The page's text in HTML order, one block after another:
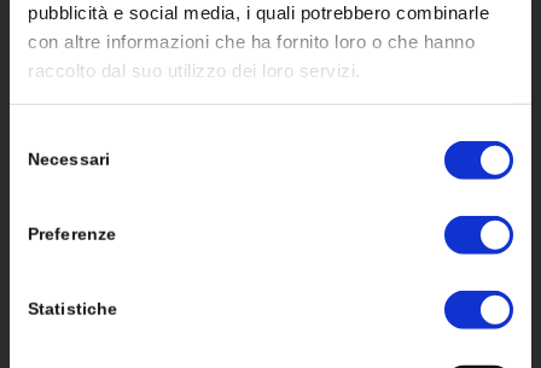
pubblicità e social media, i quali potrebbero combinarle
con altre informazioni che ha fornito loro o che hanno
raccolto dal suo utilizzo dei loro servizi.
delNecessari
Preferenze
Statistiche
SOLUZIONI
Moduli
Inverter
Storage Sistemi di Accumulo